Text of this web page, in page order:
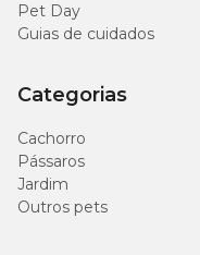
Pet Day
Guias de cuidados
Categorias
Cachorro
Pássaros
Jardim
Outros pets